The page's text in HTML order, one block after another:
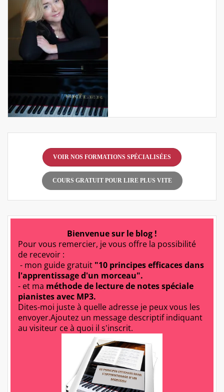
VOIR NOS FORMATIONS SPÉCIALISÉES
COURS GRATUIT POUR LIRE PLUS VITE